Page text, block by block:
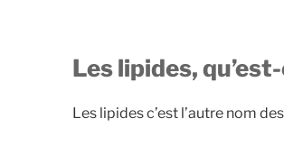
Les lipides,
Les lipides c’est l’autre nom